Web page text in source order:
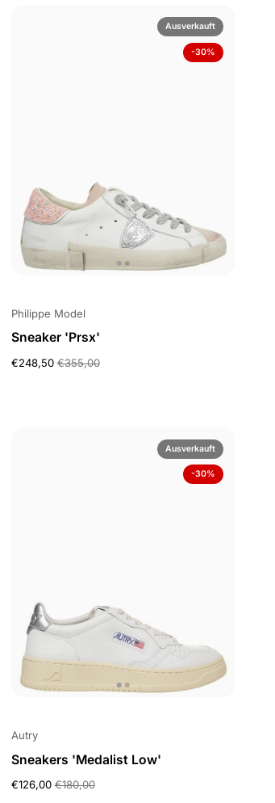
Philippe Model
Sneaker 'Prsx'
€248,50 €355,00
Ausverkauft
-30%
Autry
Sneakers 'Medalist Low'
€126,00 €180,00
Ausverkauft
-30%